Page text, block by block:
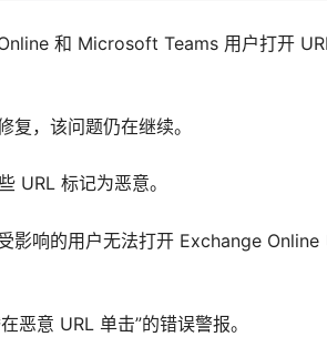
和 Microsoft Teams 用户打开
，该问题仍在继续。
URL 标记为恶意。
影响的用户无法打开 Exchange Online
恶意 URL 单击”的错误警报。